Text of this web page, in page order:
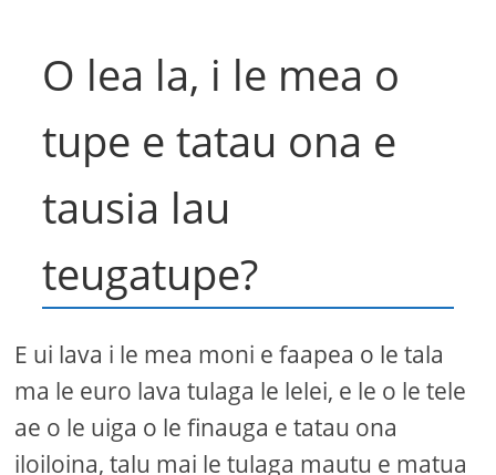
O lea la, i le mea o
tupe e tatau ona e
tausia lau
teugatupe?
E ui lava i le mea moni e faapea o le tala
ma le euro lava tulaga le lelei, e le o le tele
ae o le uiga o le finauga e tatau ona
iloiloina, talu mai le tulaga mautu e matua